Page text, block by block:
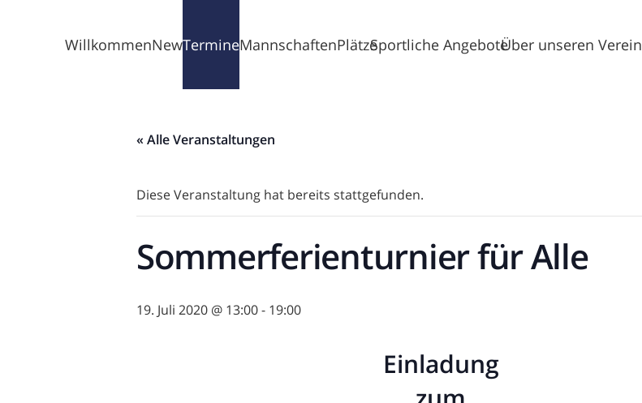
WillkommenNewsTermineMannschaftenPlätzeSportliche AngeboteÜber unseren Verein
« Alle Veranstaltungen
Diese Veranstaltung hat bereits stattgefunden.
Sommerferienturnier für Alle
19. Juli 2020 @ 13:00- 19:00
Einladung